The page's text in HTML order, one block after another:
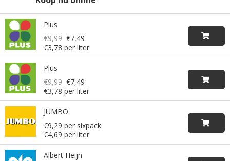
Plus
€9,99 €7,49
€3,78 per liter
Plus
€9,99 €7,49
€3,78 per liter
JUMBO
€9,29 per sixpack
€4,69 per liter
Albert Heijn